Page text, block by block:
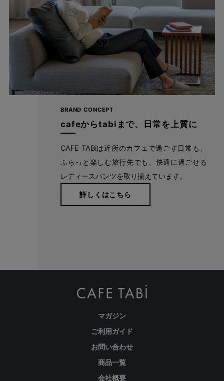
無地カラー面のバックポケットは、ヒップが高く見える位置に配
BRAND CONCEPT
cafeからtabiまで、日常を上質に
CAFE TABiは近所のカフェで過ごす日常も、
ふらっと楽しむ旅行先でも、快適に過ごせる
レディースパンツを取り揃えています。
詳しくはこちら
マガジン
ご利用ガイド
お問い合わせ
商品一覧
会社概要